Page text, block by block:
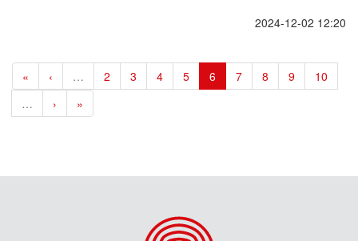
2024-12-02 12:20
« ‹ … 2 3 4 5 6 7 8 9
10
…
› »